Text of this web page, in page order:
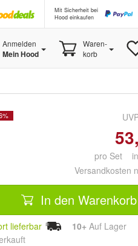
Mit Sicherheit bei
Hood einkaufen
Anmelden
Mein Hood
Waren-
korb
pro Set
Versandkosten
In den Warenkorb
lieferbar 10+ Auf Lager